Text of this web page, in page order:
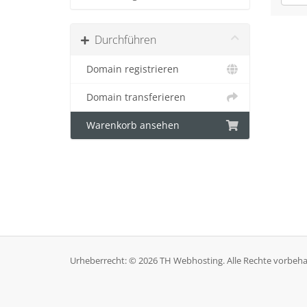
Durchführen
Domain registrieren
Domain transferieren
Warenkorb ansehen
Urheberrecht: © 2026 TH Webhosting. Alle Rechte